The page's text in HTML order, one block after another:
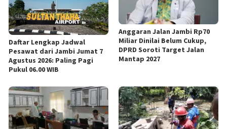
Daftar Lengkap Jadwal
Pesawat dari Jambi Jumat 7
Agustus 2026: Paling Pagi
Pukul 06.00 WIB
Anggaran Jalan Jambi Rp70
Miliar Dinilai Belum Cukup,
DPRD Soroti Target Jalan
Mantap 2027